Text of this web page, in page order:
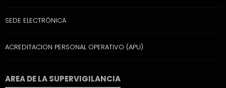
SEDE ELECTRÓNICA
ACREDITACION PERSONAL OPERATIVO (APU)
AREA DE LA SUPERVIGILANCIA